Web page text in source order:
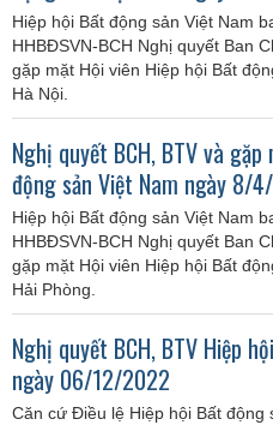
Hiệp hội Bất động sản Việt Nam
HHBĐSVN-BCH Nghị quyết Ban
gặp mặt Hội viên Hiệp hội Bất
Hà Nội.
Nghị quyết BCH, BTV và
động sản Việt Nam ngày 8/
Hiệp hội Bất động sản Việt Nam
HHBĐSVN-BCH Nghị quyết Ban
gặp mặt Hội viên Hiệp hội Bất
Hải Phòng.
Nghị quyết BCH, BTV Hiệp
ngày 06/12/2022
Căn cứ Điều lệ Hiệp hội Bất động